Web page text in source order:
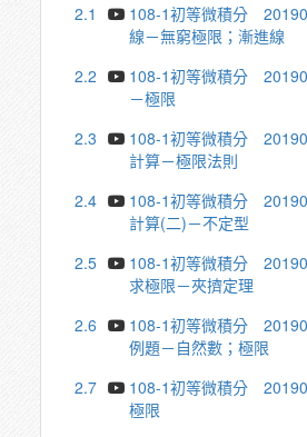
2.1
108-1初等微積分
線－無窮極限；漸進線
2.2
108-1初等微積分
－極限
2.3
108-1初等微積分
計算－極限法則
2.4
108-1初等微積分
計算(二)－不定型
2.5
108-1初等微積分
求極限－夾擠定理
2.6
108-1初等微積分
例題－自然數；極限
2.7
108-1初等微積分
極限